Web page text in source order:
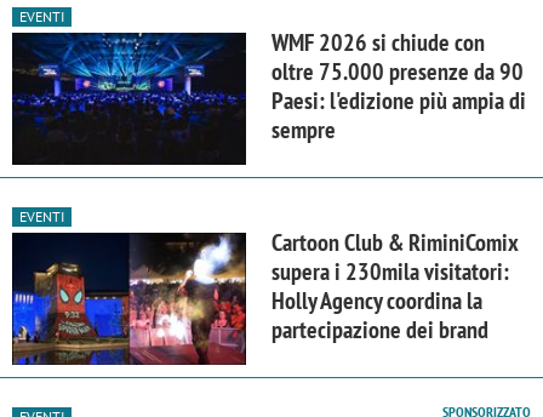
EVENTI
WMF 2026 si chiude con
oltre 75.000 presenze da 90
Paesi: l'edizione più ampia di
sempre
EVENTI
Cartoon Club & RiminiComix
supera i 230mila visitatori:
Holly Agency coordina la
partecipazione dei brand
SPONSORIZZATO